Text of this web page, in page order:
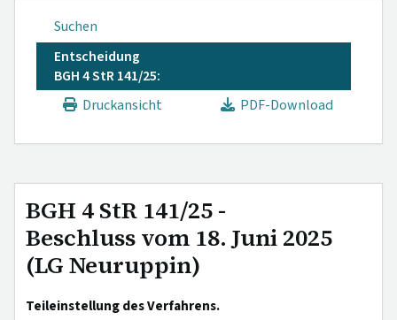
Suchen
Entscheidung
BGH 4 StR 141/25:
Druckansicht
PDF-Download
BGH 4 StR 141/25 -
Beschluss vom 18. Juni 2025
(LG Neuruppin)
Teileinstellung des Verfahrens.